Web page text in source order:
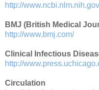
http://
BMJ (British Medical
http://www.bmj.com/
Clinical Infectious
http://
Circulation